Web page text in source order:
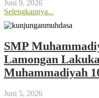
Juni 9, 2026
Selengkapnya...
SMP
Lamongan
Muhammadiyah
Juni 5, 2026